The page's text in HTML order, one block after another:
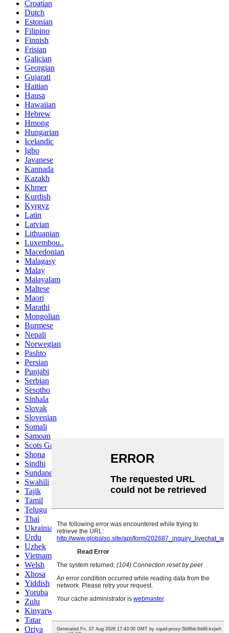
Croatian
Dutch
Estonian
Filipino
Finnish
Frisian
Galician
Georgian
Gujarati
Haitian
Hausa
Hawaiian
Hebrew
Hmong
Hungarian
Icelandic
Igbo
Javanese
Kannada
Kazakh
Khmer
Kurdish
Kyrgyz
Latin
Latvian
Lithuanian
Luxembou..
Macedonian
Malagasy
Malay
Malayalam
Maltese
Maori
Marathi
Mongolian
Burmese
Nepali
Norwegian
Pashto
Persian
Punjabi
Serbian
Sesotho
Sinhala
Slovak
Slovenian
Somali
Samoan
Scots Gaelic
Shona
Sindhi
Sundanese
Swahili
Tajik
Tamil
Telugu
Thai
Ukrainian
Urdu
Uzbek
Vietnamese
Welsh
Xhosa
Yiddish
Yoruba
Zulu
Kinyarwanda
Tatar
Oriya